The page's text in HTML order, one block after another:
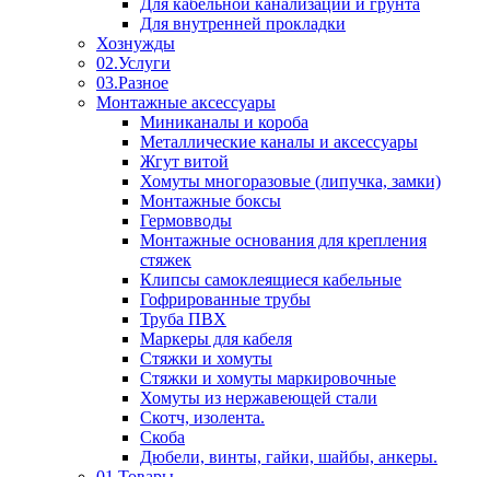
Для кабельной канализации и грунта
Для внутренней прокладки
Хознужды
02.Услуги
03.Разное
Монтажные аксессуары
Миниканалы и короба
Металлические каналы и аксессуары
Жгут витой
Хомуты многоразовые (липучка, замки)
Монтажные боксы
Гермовводы
Монтажные основания для крепления
стяжек
Клипсы самоклеящиеся кабельные
Гофрированные трубы
Труба ПВХ
Маркеры для кабеля
Стяжки и хомуты
Стяжки и хомуты маркировочные
Хомуты из нержавеющей стали
Скотч, изолента.
Скоба
Дюбели, винты, гайки, шайбы, анкеры.